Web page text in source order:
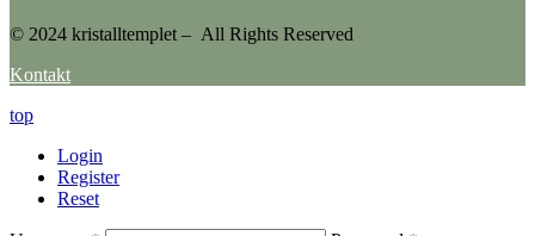
© 2024 kristalltemplet – All Rights Reserved
Kontakt
top
Login
Register
Reset